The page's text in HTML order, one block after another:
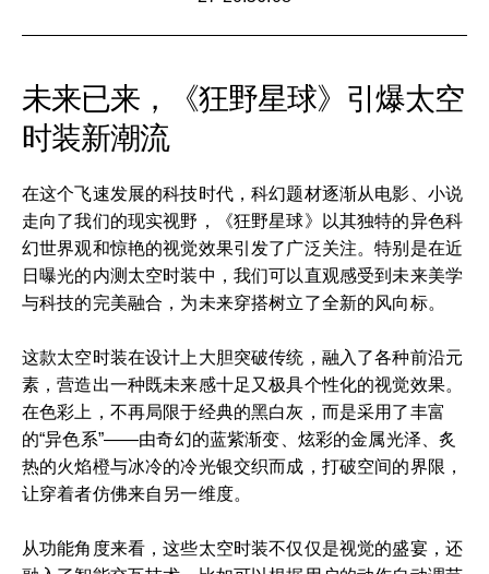
未来已来，《狂野星球》引爆太空
时装新潮流
在这个飞速发展的科技时代，科幻题材逐渐从电影、小说
走向了我们的现实视野，《狂野星球》以其独特的异色科
幻世界观和惊艳的视觉效果引发了广泛关注。特别是在近
日曝光的内测太空时装中，我们可以直观感受到未来美学
与科技的完美融合，为未来穿搭树立了全新的风向标。
这款太空时装在设计上大胆突破传统，融入了各种前沿元
素，营造出一种既未来感十足又极具个性化的视觉效果。
在色彩上，不再局限于经典的黑白灰，而是采用了丰富
的“异色系”——由奇幻的蓝紫渐变、炫彩的金属光泽、炙
热的火焰橙与冰冷的冷光银交织而成，打破空间的界限，
让穿着者仿佛来自另一维度。
从功能角度来看，这些太空时装不仅仅是视觉的盛宴，还